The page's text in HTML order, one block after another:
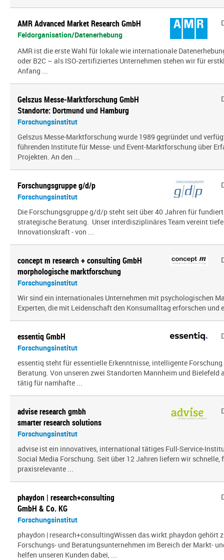
AMR Advanced Market Research GmbH
Feldorganisation/Datenerhebung
AMR ist die erste Wahl für lokale wie internationale
oder B2C – als ISO-zertifiziertes Unternehmen stehen wir für
Anfang ...
Gelszus Messe-Marktforschung GmbH
Standorte: Dortmund und Hamburg
Forschungsinstitut
Gelszus Messe-Marktforschung wurde 1989 gegründet und
führenden Institute für Messe- und Event-Marktforschung über
Projekten. An den ...
Forschungsgruppe g/d/p
Forschungsinstitut
Die Forschungsgruppe g/d/p steht seit über 40 Jahren für
strategische Beratung. Unser interdisziplinäres Team vereint
Innovationskraft - von ...
concept m research + consulting GmbH
morphologische marktforschung
Forschungsinstitut
Wir sind ein inter­na­tio­nales Unternehmen mit psy­cho­lo­gi­schen
Experten, die mit Leidenschaft den Konsumalltag erfor­schen und
essentiq GmbH
Forschungsinstitut
essentiq steht für essentielle Erkenntnisse, intelligente
Beratung. Von unseren zwei Standorten Mannheim und Bielefeld
tätig für namhafte ...
advise research gmbh
smarter research solutions
Forschungsinstitut
advise ist ein innovatives, international tätiges Full-Service-
Social Media Forschung. Seit über 12 Jahren liefern wir schnelle,
praxisrelevante ...
phaydon | research+consulting
GmbH & Co. KG
Forschungsinstitut
phaydon | research+consultingWissen das wirkt.phaydon gehört
Forschungs- und Beratungsunternehmen im Bereich der Markt-
helfen unseren Kunden dabei, ...